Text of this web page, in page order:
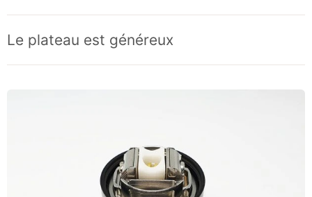
Le plateau est généreux